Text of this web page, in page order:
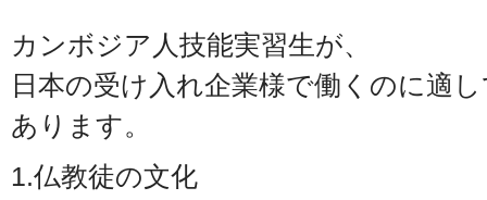
カンボジア人技能実習生が、
日本の受け入れ企業様で働くのに適
あります。
1.仏教徒の文化